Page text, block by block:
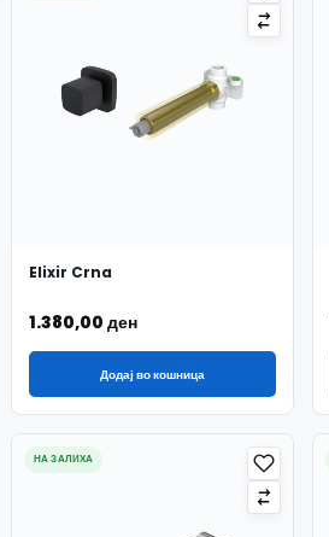
Elixir Crna
1.380,00 ден
Додај во кошница
НА ЗАЛИХА